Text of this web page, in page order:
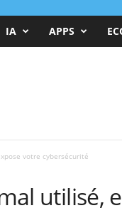
IA APPS
votre cybersécurité
utilisé,